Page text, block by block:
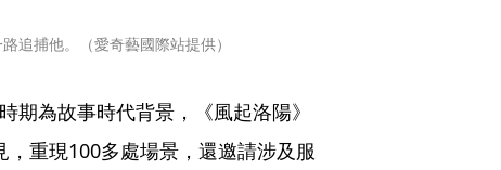
追捕他。（愛奇藝國際站提供）
期為故事時代背景，《風起洛陽》
重現100多處場景，還邀請涉及服